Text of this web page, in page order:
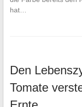
hat…
Den
Tomate